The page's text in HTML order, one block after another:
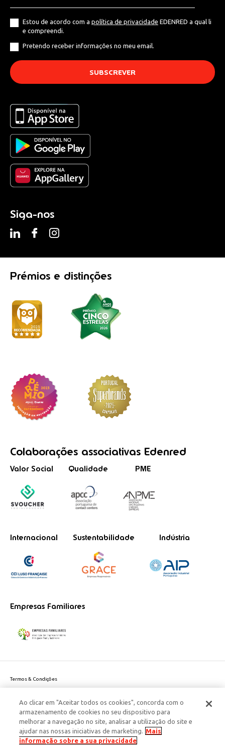
Estou de acordo com a política de privacidade EDENRED a qual li
e compreendi.
Pretendo receber informações no meu email.
Siga-nos
Prémios e distinções
Colaborações associativas Edenred
Valor Social Qualidade PME
Internacional Sustentabilidade Indústria
Empresas Familiares
Termos & Condições
Politica de Cookies
Política de Privacidade Dados Pessoais
Responsabilidade Social Corporativa
Ao clicar em "Aceitar todos os cookies", concorda com o
armazenamento de cookies no seu dispositivo para
melhorar a navegação no site, analisar a utilização do site e
ajudar nas nossas iniciativas de marketing. Mais
informação sobre a sua privacidade